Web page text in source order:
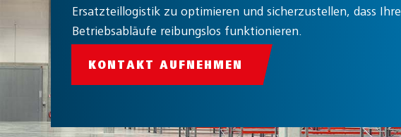
Ersatzteillogistik zu optimieren und sicherzustellen, dass Ihre
Betriebsabläufe reibungslos funktionieren.
KONTAKT AUFNEHMEN